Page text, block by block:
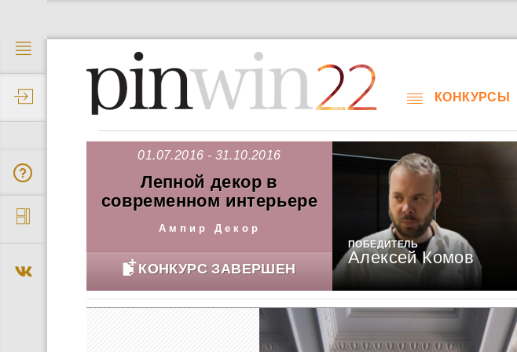
22 КОНКУРСЫ
01.07.2016 - 31.10.2016
Лепной декор в
современном интерьере
Ампир Декор
КОНКУРС ЗАВЕРШЕН
ПОБЕДИТЕЛЬ
Алексей Комов
Работ